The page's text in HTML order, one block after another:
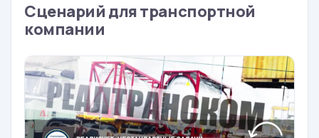
Сценарий для транспортной
компании